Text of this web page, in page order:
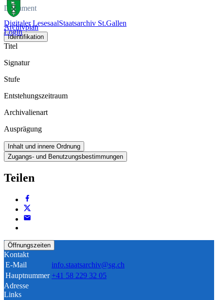
Digitaler LesesaalStaatsarchiv St.Gallen
Login
Dokument
Archivplan
Identifikation
Titel
Signatur
Stufe
Entstehungszeitraum
Archivalienart
Ausprägung
Inhalt und innere Ordnung
Zugangs- und Benutzungsbestimmungen
Teilen
Öffnungszeiten
Kontakt
E-Mail
info.staatsarchiv@sg.ch
Hauptnummer +41 58 229 32 05
Adresse
Links